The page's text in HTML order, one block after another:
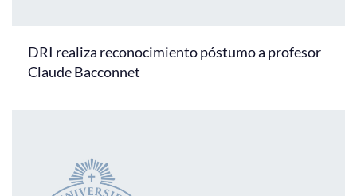
DRI realiza reconocimiento póstumo a profesor
Claude Bacconnet